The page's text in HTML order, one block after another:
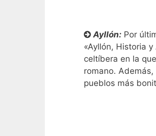
Ayllón: Por
«Ayllón, Historia
celtíbera en la
romano.
pueblos más